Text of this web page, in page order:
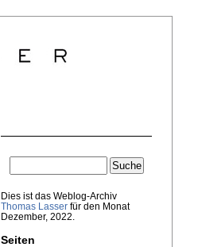
Dies ist das Weblog-Archiv
Thomas Lasser für den Monat
Dezember, 2022.
Seiten